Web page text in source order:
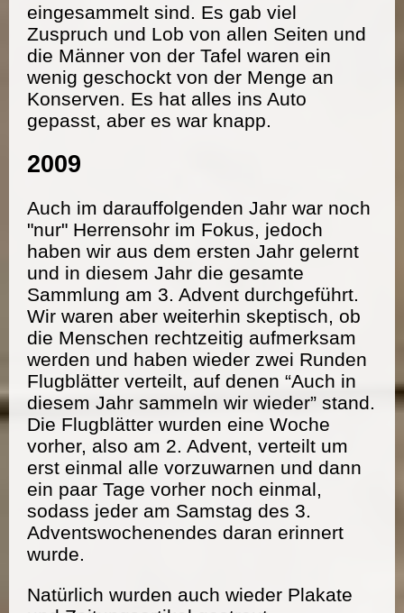
eingesammelt sind. Es gab viel
Zuspruch und Lob von allen Seiten und
die Männer von der Tafel waren ein
wenig geschockt von der Menge an
Konserven. Es hat alles ins Auto
gepasst, aber es war knapp.
2009
Auch im darauffolgenden Jahr war noch
"nur" Herrensohr im Fokus, jedoch
haben wir aus dem ersten Jahr gelernt
und in diesem Jahr die gesamte
Sammlung am 3. Advent durchgeführt.
Wir waren aber weiterhin skeptisch, ob
die Menschen rechtzeitig aufmerksam
werden und haben wieder zwei Runden
Flugblätter verteilt, auf denen “Auch in
diesem Jahr sammeln wir wieder” stand.
Die Flugblätter wurden eine Woche
vorher, also am 2. Advent, verteilt um
erst einmal alle vorzuwarnen und dann
ein paar Tage vorher noch einmal,
sodass jeder am Samstag des 3.
Adventswochenendes daran erinnert
wurde.
Natürlich wurden auch wieder Plakate